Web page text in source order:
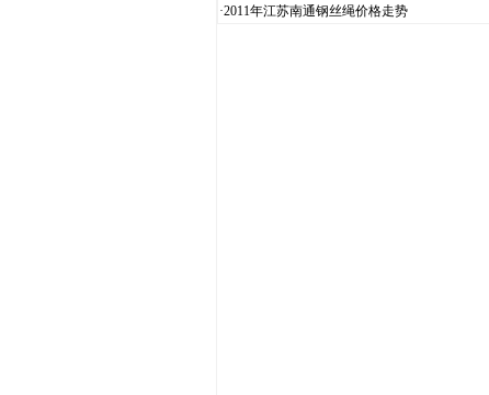
·2011年江苏南通钢丝绳价格走势